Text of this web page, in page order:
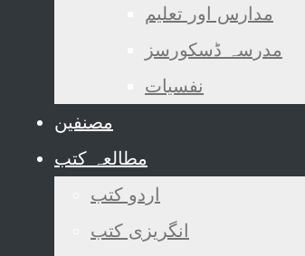
مدارس اور تعلیم
مدرسہ ڈسکورسز
نفسیات
مصنفین
مطالعہ کتب
اردو کتب
انگریزی کتب